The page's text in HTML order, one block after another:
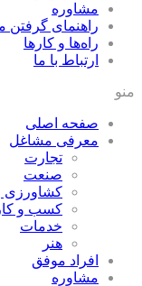
مشاوره
راهنمای گرفتن
راه‌ها و كارها
ارتباط با ما
منو
صفحه اصلی
معرفی مشاغل
تجارت
صنعت
كشاورزی
كسب و كار
خدمات
هنر
افراد موفق
مشاوره